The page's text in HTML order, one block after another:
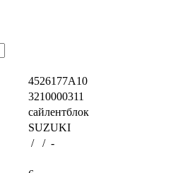
4526177A10
3210000311
сайлентблок
SUZUKI
/ / -